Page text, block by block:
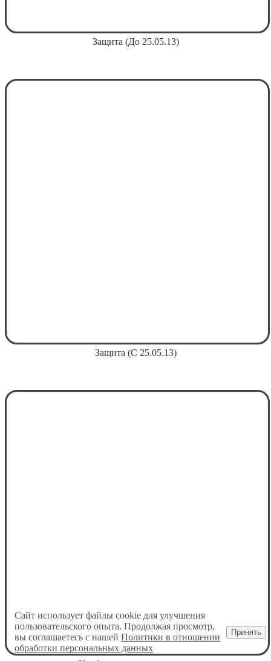
Защита (До 25.05.13)
Защита (С 25.05.13)
Сайт использует файлы cookie для улучшения
пользовательского опыта. Продолжая просмотр,
вы соглашаетесь с нашейПолитики в отношении
обработки персональных данных
Принять